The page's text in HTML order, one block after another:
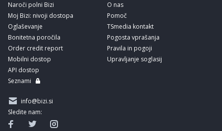
Naroči polni Bizi
Moj Bizi: nivoji dostopa
Oglaševanje
Bonitetna poročila
Order credit report
Mobilni dostop
API dostop
Seznami
O nas
Pomoč
TSmedia kontakt
Pogosta vprašanja
Pravila in pogoji
Upravljanje soglasij
info@bizi.si
Sledite nam: